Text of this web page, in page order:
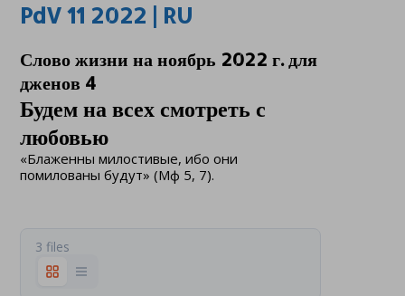
PdV 11 2022 | RU
Слово жизни на ноябрь 2022 г. для
дженов 4
Будем на всех смотреть с
любовью
«Блаженны милостивые, ибо они
помилованы будут» (Мф 5, 7).
3 files